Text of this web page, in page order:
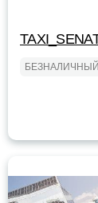
БЕЗНАЛИЧНЫЙ